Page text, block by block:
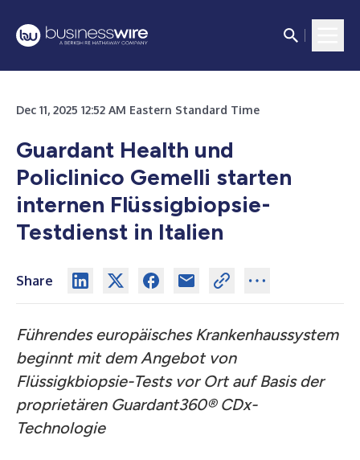
Dec 11, 2025 12:52 AM Eastern Standard Time
Guardant Health und
Policlinico Gemelli starten
internen Flüssigbiopsie-
Testdienst in Italien
Share
Führendes europäisches Krankenhaussystem
beginnt mit dem Angebot von
Flüssigkbiopsie-Tests vor Ort auf Basis der
proprietären Guardant360® CDx-
Technologie